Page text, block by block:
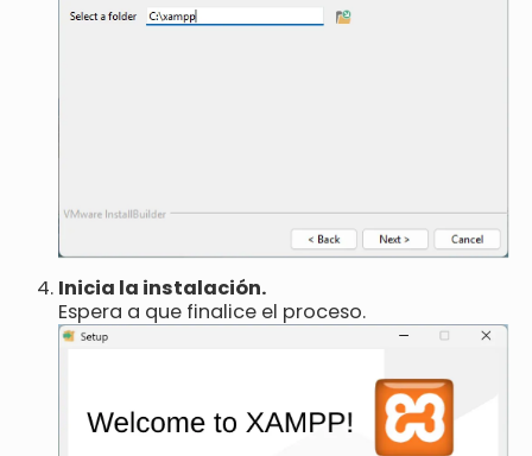
Inicia la instalación.
Espera a que finalice el proceso.